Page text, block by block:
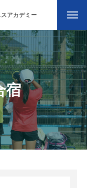
アカデミー
宿